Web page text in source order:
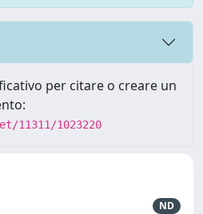
per citare o creare un
11311/1023220
ND